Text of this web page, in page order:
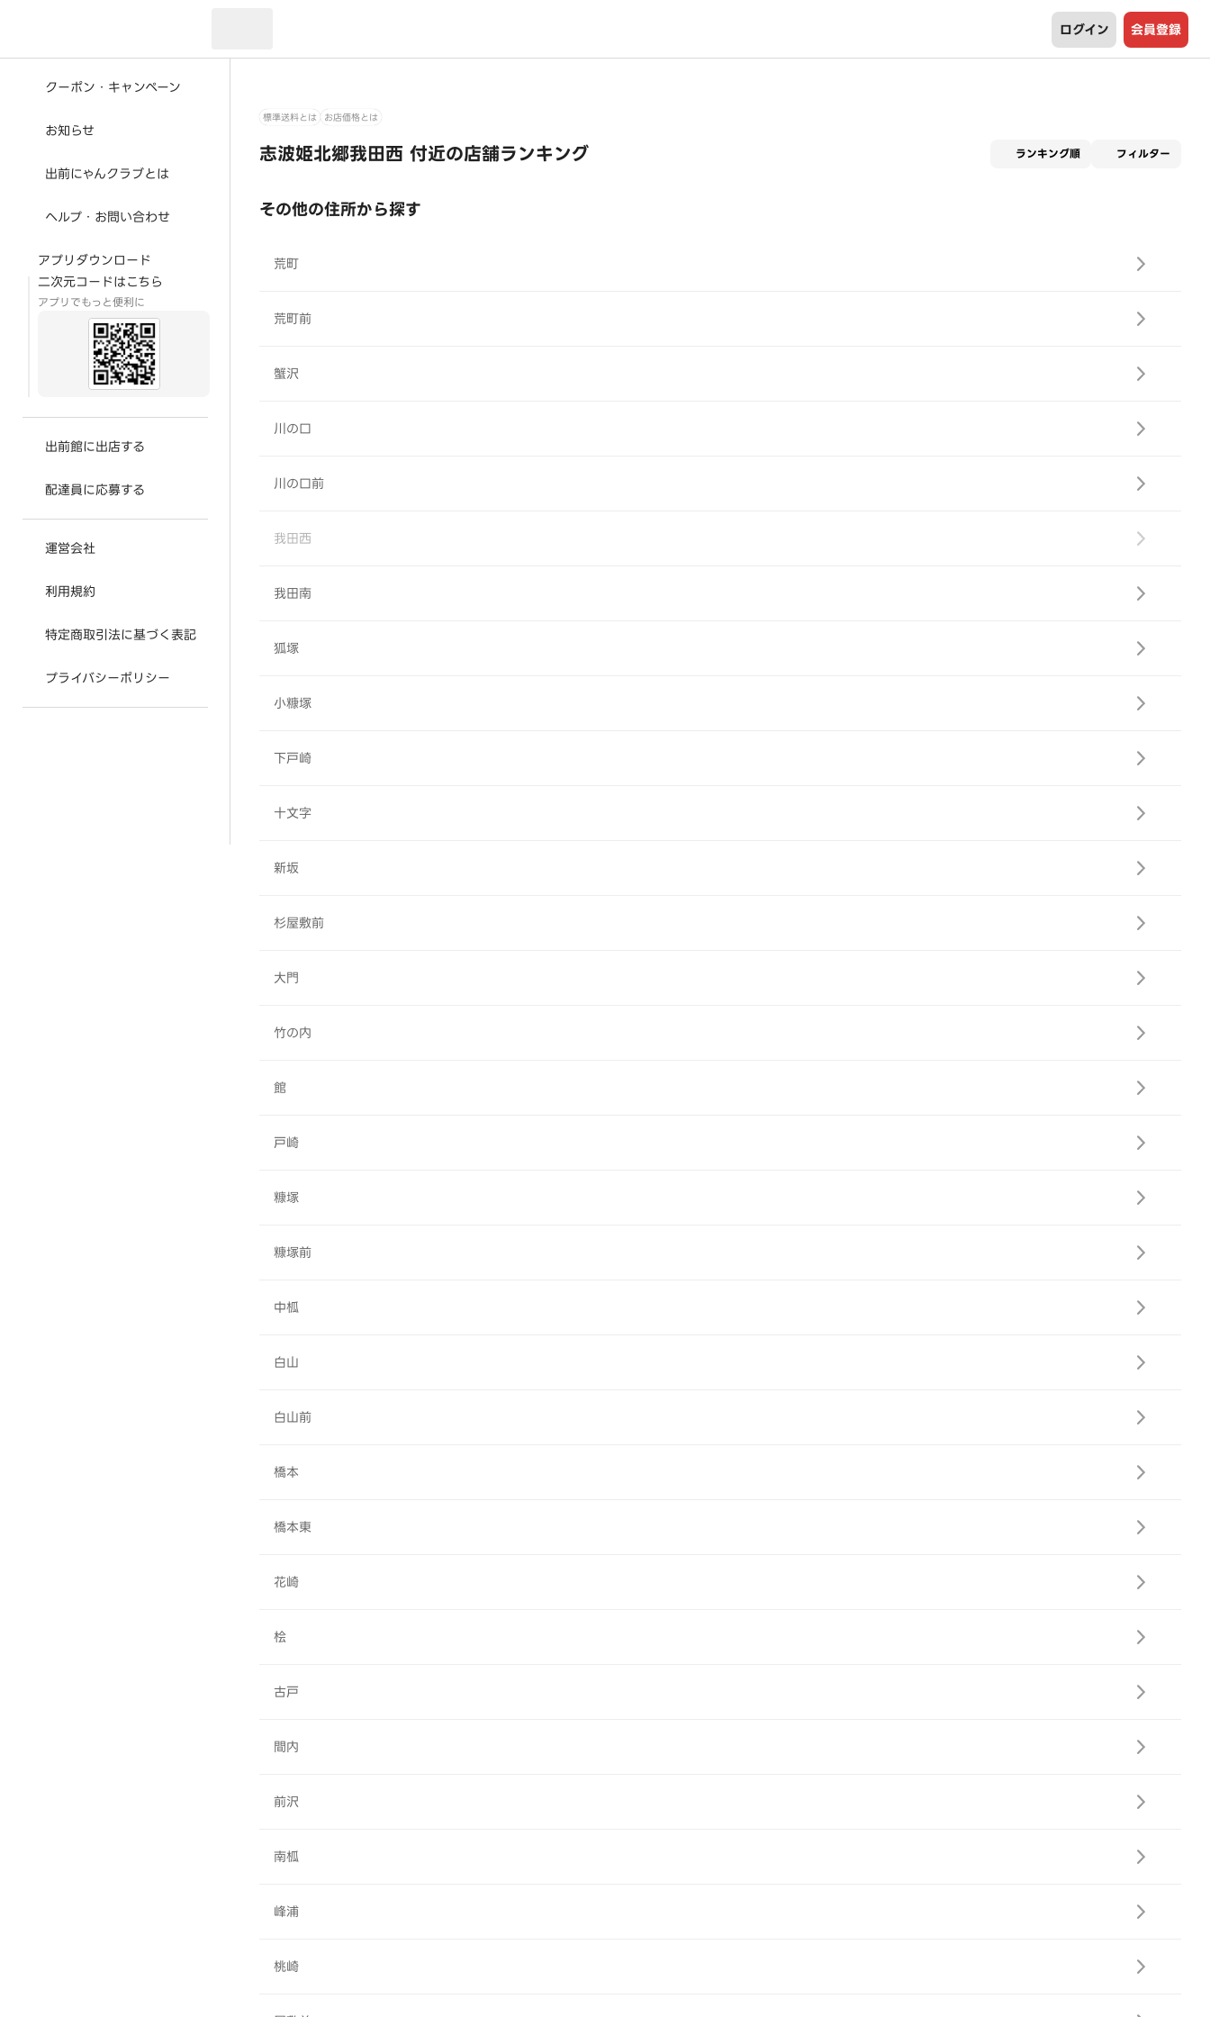
ログイン 会員登録
クーポン・キャンペーン
お知らせ
出前にゃんクラブとは
ヘルプ・お問い合わせ
アプリダウンロード
二次元コードはこちら
アプリでもっと便利に
出前館に出店する
配達員に応募する
運営会社
利用規約
特定商取引法に基づく表記
プライバシーポリシー
標準送料とは お店価格とは
志波姫北郷我田西 付近の店舗ランキング ランキング順 フィルター
その他の住所から探す
荒町
荒町前
蟹沢
川の口
川の口前
我田西
我田南
狐塚
小糠塚
下戸崎
十文字
新坂
杉屋敷前
大門
竹の内
館
戸崎
糠塚
糠塚前
中柧
白山
白山前
橋本
橋本東
花崎
桧
古戸
間内
前沢
南柧
峰浦
桃崎